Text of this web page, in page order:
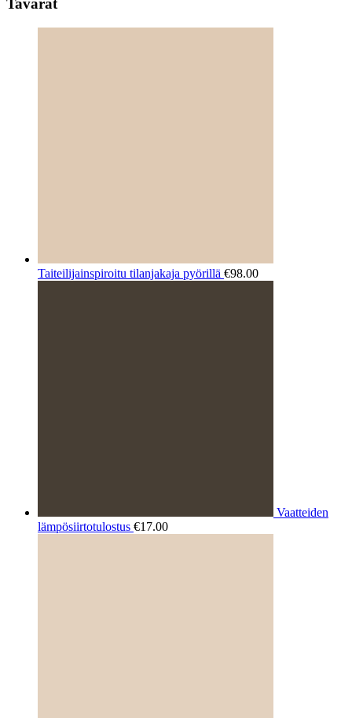
Tavarat
Taiteilijainspiroitu tilanjakaja pyörillä €98.00
Vaatteiden
lämpösiirtotulostus €17.00